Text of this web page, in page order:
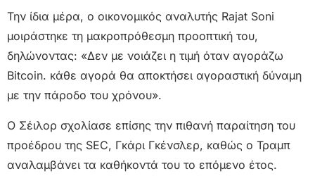
Την ίδια μέρα, ο οικονομικός αναλυτής Rajat Soni
μοιράστηκε τη μακροπρόθεσμη προοπτική του,
δηλώνοντας: «Δεν με νοιάζει η τιμή όταν αγοράζω
Bitcoin. κάθε αγορά θα αποκτήσει αγοραστική δύναμη
με την πάροδο του χρόνου».
Ο Σέιλορ σχολίασε επίσης την πιθανή παραίτηση του
προέδρου της SEC, Γκάρι Γκένσλερ, καθώς ο Τραμπ
αναλαμβάνει τα καθήκοντά του το επόμενο έτος.